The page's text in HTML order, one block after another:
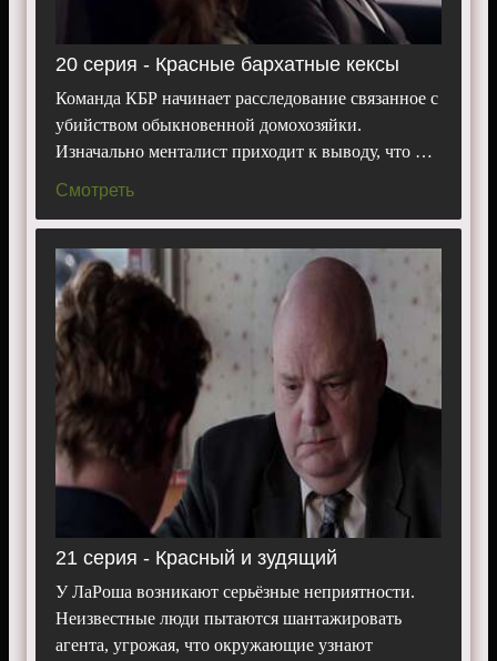
20 серия - Красные бархатные кексы
Команда КБР начинает расследование связанное с
убийством обыкновенной домохозяйки.
Изначально менталист приходит к выводу, что …
Смотреть
21 серия - Красный и зудящий
У ЛаРоша возникают серьёзные неприятности.
Неизвестные люди пытаются шантажировать
агента, угрожая, что окружающие узнают